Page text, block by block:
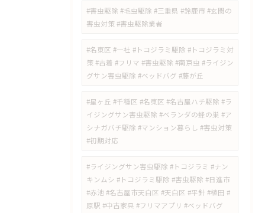
#害虫駆除 #毛虫駆除 #三重県 #鈴鹿市 #玄関の
害虫対策 #害虫駆除業者
#名東区 #一社 #トコジラミ駆除 #トコジラミ対
策 #古着 #フリマ #害虫駆除 #南京虫 #ライジン
グサン害虫駆除 #ベッドバグ #藤が丘
#星ヶ丘 #千種区 #名東区 #名古屋ハチ駆除 #ラ
イジングサン害虫駆除 #ベランダの蜂の巣 #ア
シナガバチ駆除 #マンション暮らし #害虫対策
#初期対応
#ライジングサン害虫駆除 #トコジラミ #ナン
キンムシ #トコジラミ駆除 #害虫駆除 #日進市
#赤池 #名古屋市天白区 #天白区 #平針 #植田 #
原駅 #中古家具 #フリマアプリ #ベッドバグ